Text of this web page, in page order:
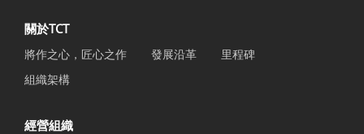
關於TCT
將作之心，匠心之作 發展沿革
里程碑
組織架構
經營組織